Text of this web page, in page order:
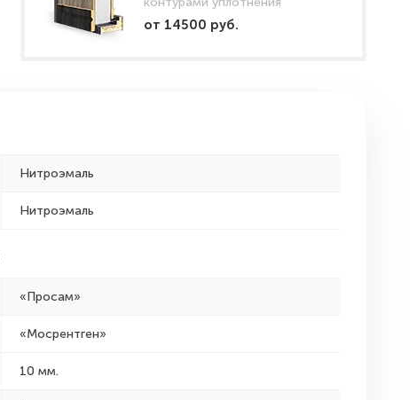
от 14500 руб.
Нитроэмаль
Нитроэмаль
«Просам»
«Мосрентген»
10 мм.